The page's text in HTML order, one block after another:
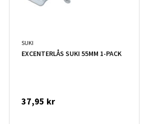
SUKI
EXCENTERLÅS SUKI 55MM 1-PACK
37,95 kr